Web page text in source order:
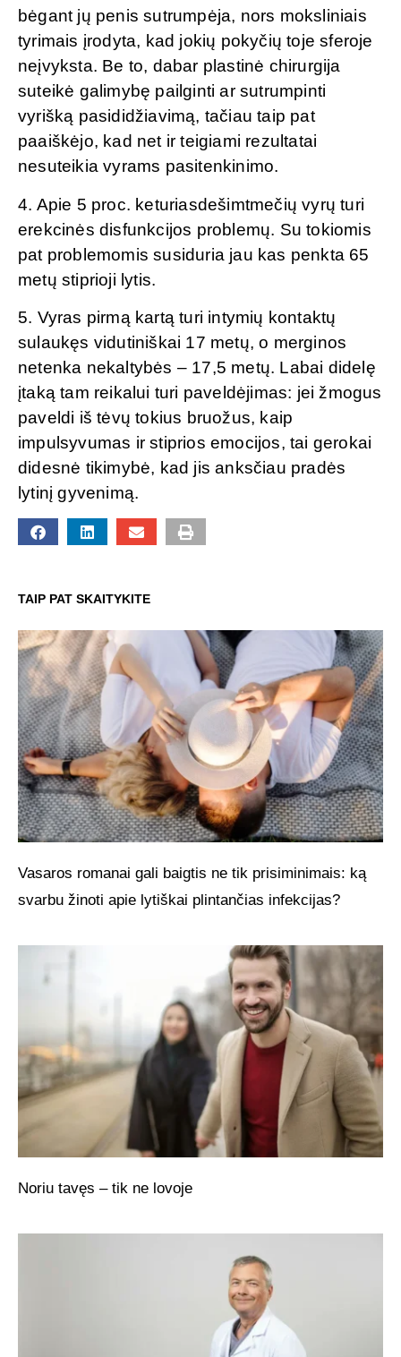
bėgant jų penis sutrumpėja, nors moksliniais
tyrimais įrodyta, kad jokių pokyčių toje sferoje
neįvyksta. Be to, dabar plastinė chirurgija
suteikė galimybę pailginti ar sutrumpinti
vyrišką pasididžiavimą, tačiau taip pat
paaiškėjo, kad net ir teigiami rezultatai
nesuteikia vyrams pasitenkinimo.
4. Apie 5 proc. keturiasdešimtmečių vyrų turi
erekcinės disfunkcijos problemų. Su tokiomis
pat problemomis susiduria jau kas penkta 65
metų stiprioji lytis.
5. Vyras pirmą kartą turi intymių kontaktų
sulaukęs vidutiniškai 17 metų, o merginos
netenka nekaltybės – 17,5 metų. Labai didelę
įtaką tam reikalui turi paveldėjimas: jei žmogus
paveldi iš tėvų tokius bruožus, kaip
impulsyvumas ir stiprios emocijos, tai gerokai
didesnė tikimybė, kad jis anksčiau pradės
lytinį gyvenimą.
TAIP PAT SKAITYKITE
Vasaros romanai gali baigtis ne tik prisiminimais: ką
svarbu žinoti apie lytiškai plintančias infekcijas?
Noriu tavęs – tik ne lovoje